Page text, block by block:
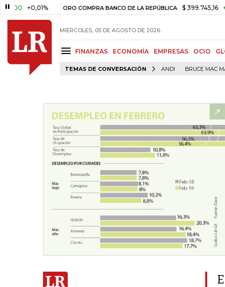
+0,01% ORO COMPRA BANCO DE LA REPÚBLICA $ 399.745,16 +$
MIÉRCOLES, 05 DE AGOSTO DE 2026
FINANZAS ECONOMÍA EMPRESAS OCIO
TEMAS DE CONVERSACIÓN ANDI BRUCE MAC